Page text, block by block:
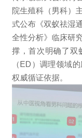
院生殖科（男科）
式公布《双蚁祛湿
全性分析》临床研
撑，首次明确了双
（ED）调理领域
权威循证依据。